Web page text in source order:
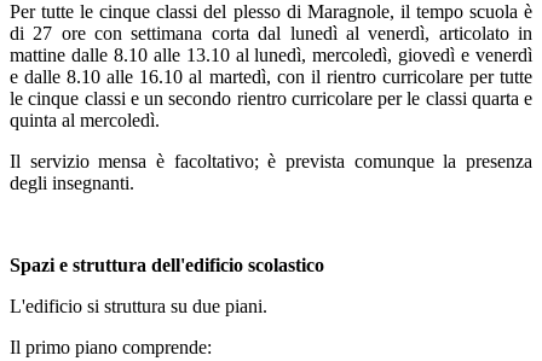
Per tutte le cinque classi del plesso di Maragnole, il tempo scuola è
di 27 ore con settimana corta dal lunedì al venerdì, articolato in
mattine dalle 8.10 alle 13.10 al lunedì, mercoledì, giovedì e venerdì
e dalle 8.10 alle 16.10 al martedì, con il rientro curricolare per tutte
le cinque classi e un secondo rientro curricolare per le classi quarta e
quinta al mercoledì.
Il servizio mensa è facoltativo; è prevista comunque la presenza
degli insegnanti.
Spazi e struttura dell'edificio scolastico
L'edificio si struttura su due piani.
Il primo piano comprende: